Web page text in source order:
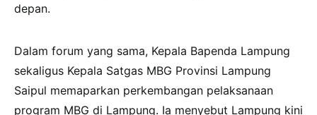
depan.
Dalam forum yang sama, Kepala Bapenda Lampung
sekaligus Kepala Satgas MBG Provinsi Lampung
Saipul memaparkan perkembangan pelaksanaan
program MBG di Lampung. Ia menyebut Lampung kini